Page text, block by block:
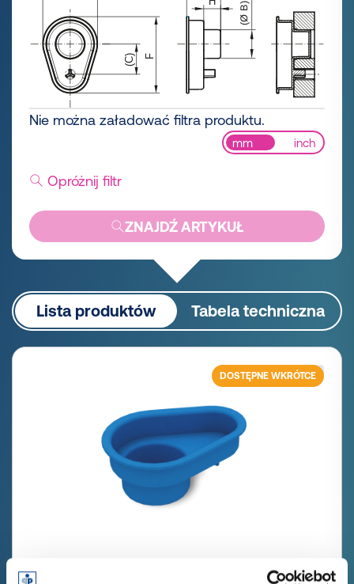
Nie można załadować filtra produktu.
mm inch
Opróżnij filtr
ZNAJDŹ ARTYKUŁ
Lista produktów Tabela techniczna
DOSTĘPNE WKRÓTCE
GPN 660 NW 21 PCR-PE,